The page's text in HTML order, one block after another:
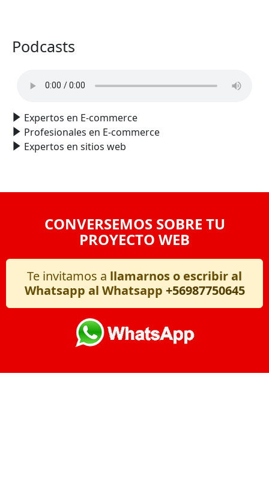
Podcasts
Expertos en E-commerce
Profesionales en E-commerce
Expertos en sitios web
CONVERSEMOS SOBRE TU
PROYECTO WEB
Te invitamos a llamarnos o escribir al
Whatsapp al Whatsapp +56987750645